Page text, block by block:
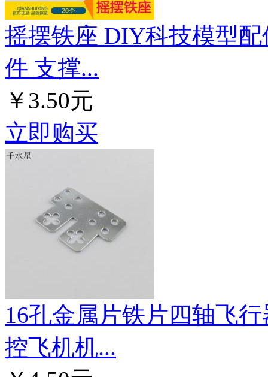
摇摆铁座 DIY科技模型
件 支撑...
￥3.50元
立即购买
16孔金属片铁片四轴飞
控飞机机...